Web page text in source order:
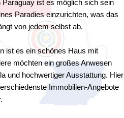
Paraguay ist es möglich sich sein
Paradies einzurichten, was das
von jedem selbst ab.
ist es ein schönes Haus mit
möchten ein großes Anwesen
und hochwertiger Ausstattung. Hier
Immobilien-Angebote